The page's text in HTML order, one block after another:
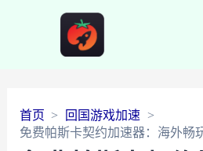
首页
回国游戏加速
免费帕斯卡契约加速器：海外畅